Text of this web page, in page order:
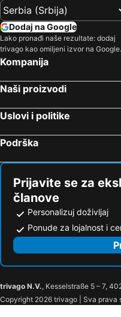
Dodaj na Google
Lako pronađi naše rezultate: dodaj
trivago kao omiljeni izvor na Google.
Kompanija
Naši proizvodi
Uslovi i politike
Podrška
Prijavite se za
članove
Personalizuj doživljaj
Ponude za lojalnost i
trivago N.V., Kesselstraße 5 – 7,
Copyright 2026 trivago | Sva prava